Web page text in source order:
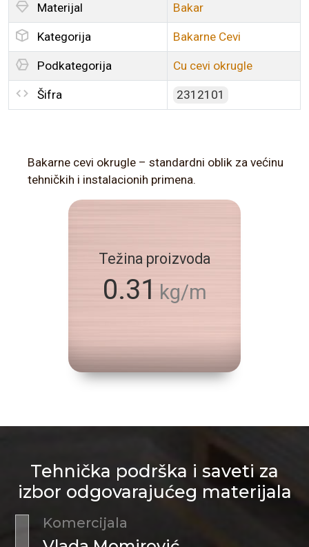
Materijal Bakar
Kategorija Bakarne Cevi
Podkategorija Cu cevi okrugle
Šifra 2312101
Bakarne cevi okrugle – standardni oblik za većinu
tehničkih i instalacionih primena.
Težina proizvoda
0.31 kg/m
Tehnička podrška i saveti za
izbor odgovarajućeg materijala
Komercijala